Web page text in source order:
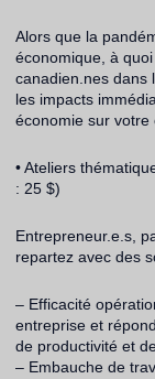
Alors que la
économique, à
canadien.nes dans
les impacts
économie sur votre
• Ateliers
: 25 $)
Entrepreneur.e.s,
repartez avec des
– Efficacité
entreprise et
de productivité et
– Embauche de